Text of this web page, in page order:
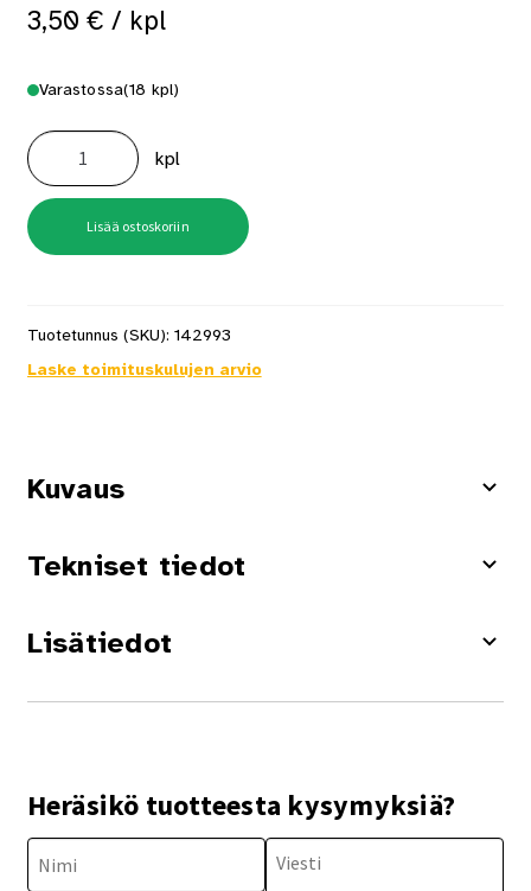
3,50 € / kpl
Varastossa(18 kpl)
Katuharja
25Cm
Vihreä
määrä
kpl
Lisää ostoskoriin
Tuotetunnus (SKU): 142993
Laske toimituskulujen arvio
Kuvaus
Tekniset tiedot
Lisätiedot
Heräsikö tuotteesta kysymyksiä?